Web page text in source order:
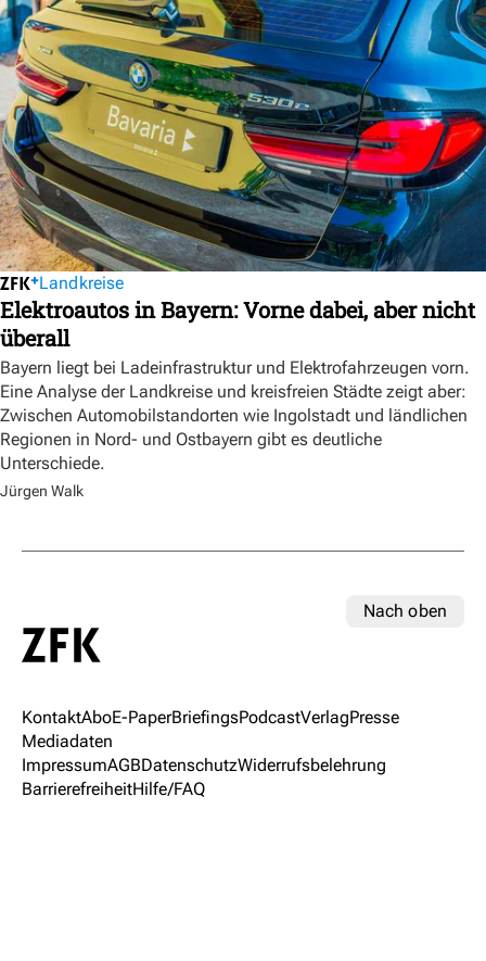
Landkreise
Elektroautos in Bayern: Vorne dabei, aber nicht
überall
Bayern liegt bei Ladeinfrastruktur und Elektrofahrzeugen vorn.
Eine Analyse der Landkreise und kreisfreien Städte zeigt aber:
Zwischen Automobilstandorten wie Ingolstadt und ländlichen
Regionen in Nord- und Ostbayern gibt es deutliche
Unterschiede.
Jürgen Walk
Nach oben
KontaktAboE-PaperBriefingsPodcastVerlagPresse
Mediadaten
ImpressumAGBDatenschutzWiderrufsbelehrung
BarrierefreiheitHilfe/FAQ